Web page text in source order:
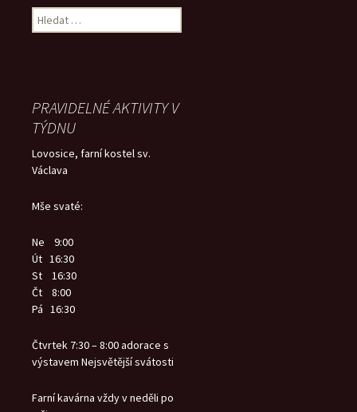
Vyhledávání
PRAVIDELNÉ AKTIVITY V
TÝDNU
Lovosice, farní kostel sv.
Václava
Mše svaté:
Ne 9:00
Út 16:30
St 16:30
Čt 8:00
Pá 16:30
Čtvrtek 7:30 – 8:00 adorace s
výstavem Nejsvětější svátosti
Farní kavárna vždy v neděli po